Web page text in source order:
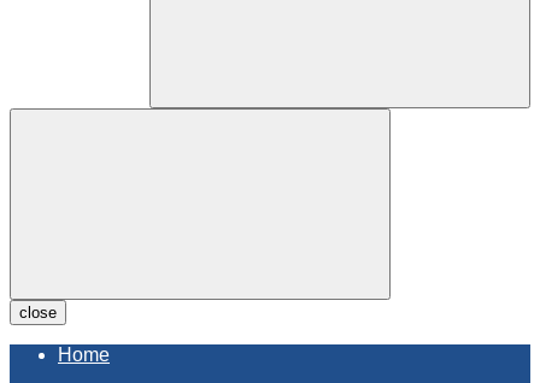
close
Home